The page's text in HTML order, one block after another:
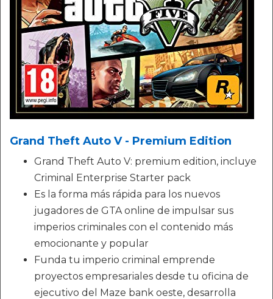
Grand Theft Auto V - Premium Edition
Grand Theft Auto V: premium edition, incluye
Criminal Enterprise Starter pack
Es la forma más rápida para los nuevos
jugadores de GTA online de impulsar sus
imperios criminales con el contenido más
emocionante y popular
Funda tu imperio criminal emprende
proyectos empresariales desde tu oficina de
ejecutivo del Maze bank oeste, desarrolla